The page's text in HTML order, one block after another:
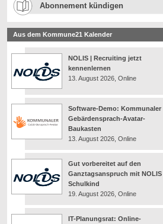
Abonnement kündigen
Aus dem Kommune21 Kalender
NOLIS | Recruiting jetzt
kennenlernen
13. August 2026, Online
Software-Demo: Kommunaler
Gebärdensprach-Avatar-
Baukasten
13. August 2026, Online
Gut vorbereitet auf den
Ganztagsanspruch mit NOLIS |
Schulkind
19. August 2026, Online
IT-Planungsrat: Online-